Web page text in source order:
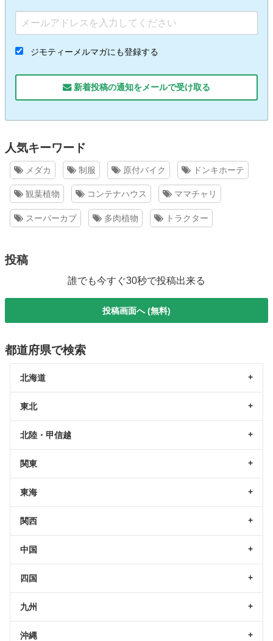
ジモティーメルマガにも登録する
新着投稿の通知をメールで受け取る
人気キーワード
メダカ 制服 原付バイク ドンキホーテ
観葉植物 コンテナハウス ママチャリ
スーパーカブ 多肉植物 トラクター
投稿
誰でも今すぐ30秒で投稿出来る
投稿画面へ (無料)
都道府県で検索
北海道
東北
北陸・甲信越
関東
東海
関西
中国
四国
九州
沖縄